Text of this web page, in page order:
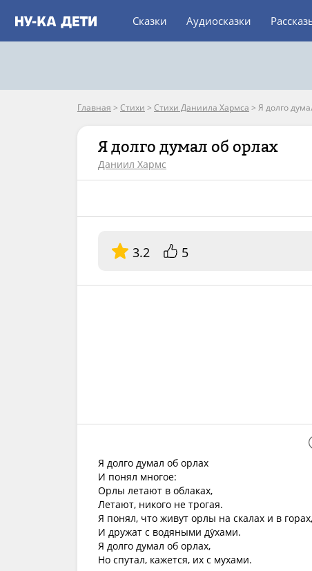
Сказки Аудиосказки
Главная > Стихи > Стихи Даниила Хармса > Я долго
Я долго думал об орлах
Даниил Хармс
3.2 5
Я долго думал об орлах
И понял многое:
Орлы летают в облаках,
Летают, никого не трогая.
Я понял, что живут орлы на скалах и в горах,
И дружат с водяными ду́хами.
Я долго думал об орлах,
Но спутал, кажется, их с мухами.